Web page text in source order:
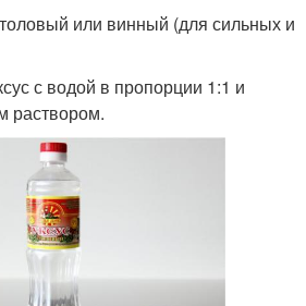
или винный (для сильных и
с водой в пропорции 1:1 и
раствором.